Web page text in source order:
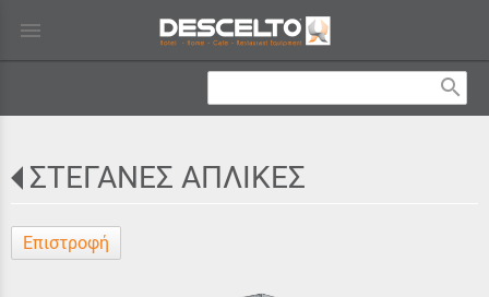
menu
search
ΣΤΕΓΑΝΕΣ ΑΠΛΙΚΕΣ
Επιστροφή